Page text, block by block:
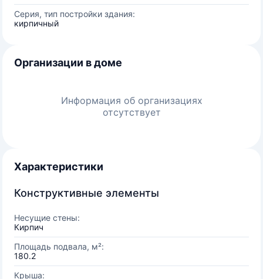
Серия, тип постройки здания:
кирпичный
Организации в доме
Информация об организациях
отсутствует
Характеристики
Конструктивные элементы
Несущие стены:
Кирпич
Площадь подвала, м²:
180.2
Крыша: